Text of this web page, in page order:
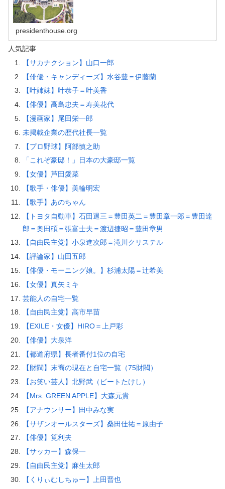
presidenthouse.org
人気記事
【サカナクション】山口一郎
【俳優・キャンディーズ】水谷豊＝伊藤蘭
【叶姉妹】叶恭子＝叶美香
【俳優】高島忠夫＝寿美花代
【漫画家】尾田栄一郎
未掲載企業の歴代社長一覧
【プロ野球】阿部慎之助
「これぞ豪邸！」日本の大豪邸一覧
【女優】芦田愛菜
【歌手・俳優】美輪明宏
【歌手】あのちゃん
【トヨタ自動車】石田退三＝豊田英二＝豊田章一郎＝豊田達
郎＝奥田碩＝張富士夫＝渡辺捷昭＝豊田章男
【自由民主党】小泉進次郎＝滝川クリステル
【評論家】山田五郎
【俳優・モーニング娘。】杉浦太陽＝辻希美
【女優】真矢ミキ
芸能人の自宅一覧
【自由民主党】高市早苗
【EXILE・女優】HIRO＝上戸彩
【俳優】大泉洋
【都道府県】長者番付1位の自宅
【財閥】末裔の現在と自宅一覧（75財閥）
【お笑い芸人】北野武（ビートたけし）
【Mrs. GREEN APPLE】大森元貴
【アナウンサー】田中みな実
【サザンオールスターズ】桑田佳祐＝原由子
【俳優】筧利夫
【サッカー】森保一
【自由民主党】麻生太郎
【くりぃむしちゅー】上田晋也